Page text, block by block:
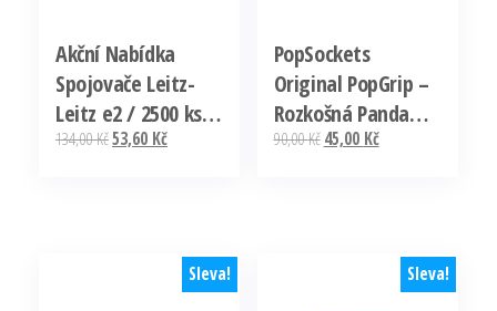
Akční Nabídka
Spojovače Leitz-
Leitz e2 / 2500 ks
pro 5533
134,00KčPůvodní
53,60 KčAktuální
PopSockets
Original PopGrip –
Rozkošná Panda
(Pandachella)
90,00Kč Původní
45,00 KčAktuální
Sleva! Sleva!